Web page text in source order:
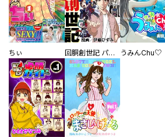
ちぃ 回胴創世記 パチスロを創った男達 うみんChu♡